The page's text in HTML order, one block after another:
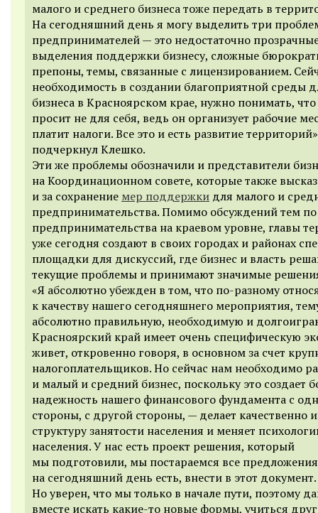
малого и среднего бизнеса тоже передать в
На сегодняшний день я могу выделить три
предпринимателей — это недостаточно
выделения поддержки бизнесу, сложные
препоны, темы, связанные с лицензированием.
необходимость в создании благоприятной среды
бизнеса в Красноярском крае, нужно понимать, что
просит не для себя, ведь он организует рабочие
платит налоги. Все это и есть развитие территорий
подчеркнул Клешко.
Эти же проблемы обозначили и представители
на Координационном совете, которые также
и за сохранение мер поддержки для малого и
предпринимательства. Помимо обсуждений тем
предпринимательства на краевом уровне, главы
уже сегодня создают в своих городах и районах
площадки для дискуссий, где бизнес и власть
текущие проблемы и принимают значимые
«Я абсолютно убежден в том, что по-разному
к качеству нашего сегодняшнего мероприятия,
абсолютно правильную, необходимую и
Красноярский край имеет очень специфическую
живет, откровенно говоря, в основном за счет
налогоплательщиков. Но сейчас нам необходимо
и малый и средний бизнес, поскольку это создает
надежность нашего финансового фундамента с
стороны, с другой стороны, — делает качественно
структуру занятости населения и меняет
населения. У нас есть проект решения, который
мы подготовили, мы постараемся все
на сегодняшний день есть, внести в этот документ.
Но уверен, что мы только в начале пути, поэтому
вместе искать какие-то новые формы, учиться